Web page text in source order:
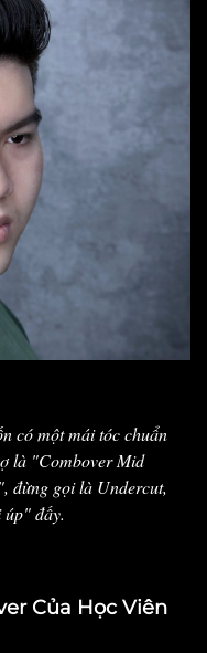
có một mái tóc chuẩn
là "Combover Mid
đừng gọi là Undercut,
úp" đấy.
Của Học Viên